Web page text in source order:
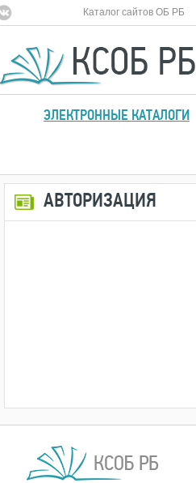
Каталог сайтов ОБ РБ
ЭЛЕКТРОННЫЕ КАТАЛОГИ
АВТОРИЗАЦИЯ